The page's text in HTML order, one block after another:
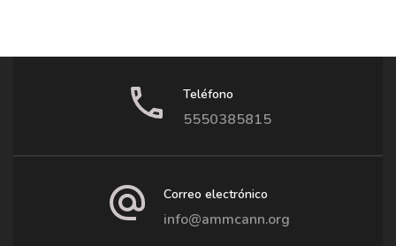
Teléfono
5550385815
Correo electrónico
info@ammcann.org